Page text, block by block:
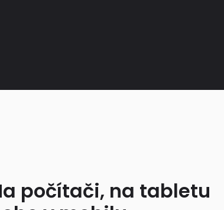
počítači, na tabletu